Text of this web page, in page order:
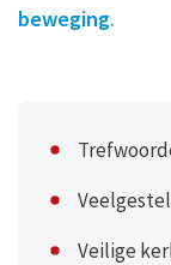
beweging.
Veilige